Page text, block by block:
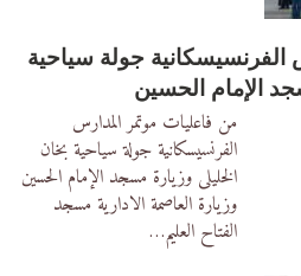
الفرنسيسكانية جولة سياحية
الإمام الحسين
من فاعليات موتمر المدارس
الفرنسيسكانية جولة سياحية بخان
الخليلى وزيارة مسجد الإمام الحسين
وزيارة العاصمة الادارية مسجد
الفتاح العليم…